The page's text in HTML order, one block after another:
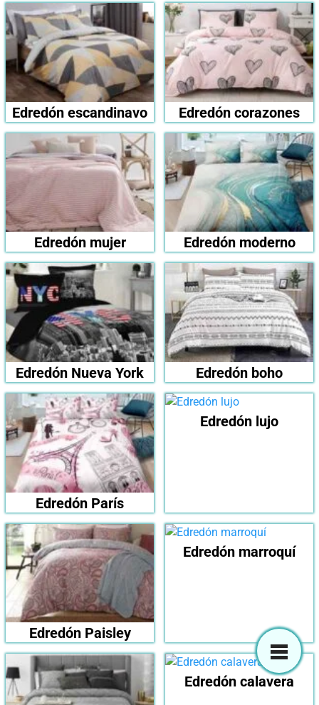
Edredón escandinavo Edredón corazones
Edredón mujer Edredón moderno
Edredón Nueva York Edredón boho
Edredón París
Edredón lujo
Edredón Paisley
Edredón marroquí
Edredón calavera